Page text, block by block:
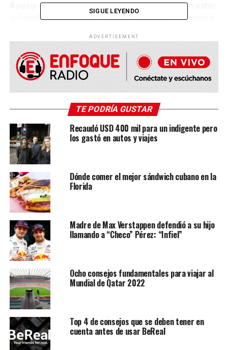
A pesar de estas posibilidades los usados también están
sufriendo la crisis económica que vive el país. Mientras a
estables, ahora la Cámara del Comercio Automotor (CCA)
informó que durante el primer mes de 2021 se
comercializaron en Argentina 132.519 vehículos usados,
una merma del 13,62% comparado con igual mes de 2020,
cuando se vendieron 153.413 unidades. Y en la
comparación con diciembre de 2020, mes en el que se
transfirieron 141.940 autos usados, la caída fue del 6,64%.
Al igual que los 0 kilómetro, el mercado de renovación
está sufriendo algunas consecuencias: “Hoy seguimos
con un faltante de autos semi-nuevos preocupante. En la
medida que la entrega de los nuevos no se normalice
padeceremos este problema. Con respecto a los precios,
los mismos tuvieron un incremento en enero del 7%. Con
respecto a los próximos meses, somos medianamente
optimistas en la medida que las condiciones sanitarias no
obliguen al gobierno a tener que asumir una nueva
cuarentena”, señalo Alberto Principe, presidente de la CCA.
SIGUE LEYENDO
ADVERTISEMENT
TE PODRÍA GUSTAR
Recaudó USD 400 mil para un indigente pero
los gastó en autos y viajes
Dónde comer el mejor sándwich cubano en la
Florida
Madre de Max Verstappen defendió a su hijo
llamando a “Checo” Pérez: “Infiel”
Ocho consejos fundamentales para viajar al
Mundial de Qatar 2022
Top 4 de consejos que se deben tener en
cuenta antes de usar BeReal